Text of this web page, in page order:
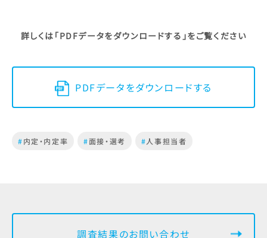
詳しくは「PDFデータをダウンロードする」をご覧ください
PDFデータをダウンロードする
#内定・内定率 #面接・選考 #人事担当者
調査結果のお問い合わせ